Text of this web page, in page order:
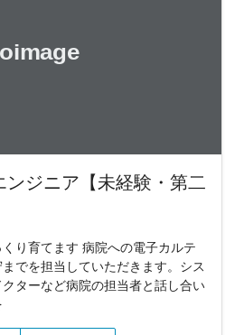
ンジニア【未経験・第二
り育てます 病院への電子カルテ
でを担当していただきます。シス
ターなど病院の担当者と話し合い